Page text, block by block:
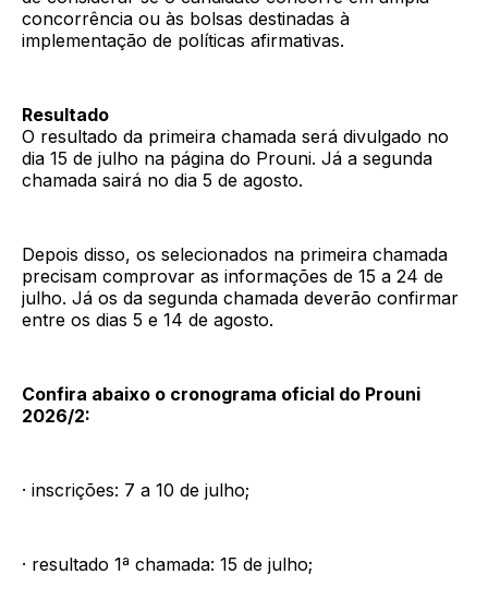
concorrência ou às bolsas destinadas à
implementação de políticas afirmativas.
Resultado
O resultado da primeira chamada será divulgado no
dia 15 de julho na página do Prouni. Já a segunda
chamada sairá no dia 5 de agosto.
Depois disso, os selecionados na primeira chamada
precisam comprovar as informações de 15 a 24 de
julho. Já os da segunda chamada deverão confirmar
entre os dias 5 e 14 de agosto.
Confira abaixo o cronograma oficial do Prouni
2026/2:
· inscrições: 7 a 10 de julho;
· resultado 1ª chamada: 15 de julho;